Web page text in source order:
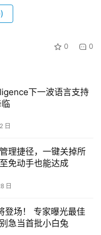
0 0
下一波语言支持
日
理捷径，一键关掉所
免动手也能达成
日
登场！ 专家曝光最佳
急当首批小白兔